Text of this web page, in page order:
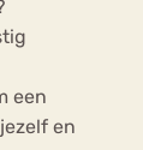
een
en